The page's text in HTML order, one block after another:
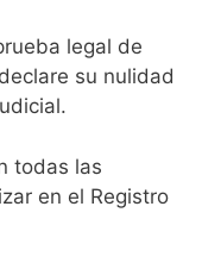
legal de
su nulidad
todas las
en el Registro